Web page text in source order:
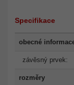
Specifikace
obecné
závěsný prvek:
rozměry